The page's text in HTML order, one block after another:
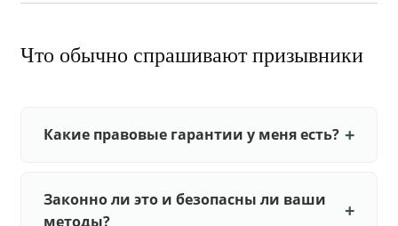
Что обычно спрашивают призывники
Какие правовые гарантии у меня есть?
Законно ли это и безопасны ли ваши
методы?